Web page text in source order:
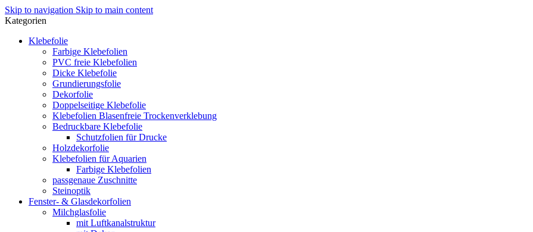
Skip to navigation Skip to main content
Kategorien
Klebefolie
Farbige Klebefolien
PVC freie Klebefolien
Dicke Klebefolie
Grundierungsfolie
Dekorfolie
Doppelseitige Klebefolie
Klebefolien Blasenfreie Trockenverklebung
Bedruckbare Klebefolie
Schutzfolien für Drucke
Holzdekorfolie
Klebefolien für Aquarien
Farbige Klebefolien
passgenaue Zuschnitte
Steinoptik
Fenster- & Glasdekorfolien
Milchglasfolie
mit Luftkanalstruktur